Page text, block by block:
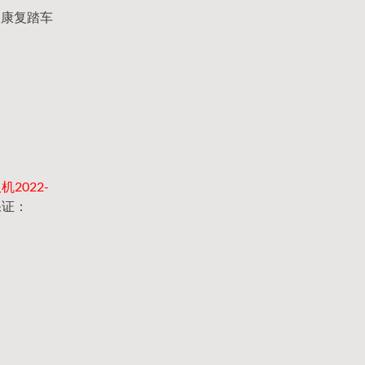
复踏车
2022-
：